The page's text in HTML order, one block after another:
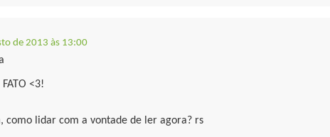
de 2013 às 13:00
<3!
como lidar com a vontade de ler agora? rs